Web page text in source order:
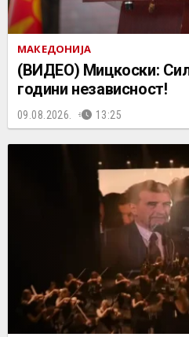
МАКЕДОНИЈА
(ВИДЕО) Мицкоски:
години независност!
09.08.2026. 13:25